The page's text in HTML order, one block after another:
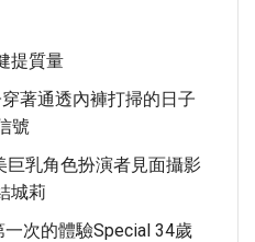
提質量
著通透內褲打掃的日子
號
巨乳角色扮演者見面攝影
城莉
次的體驗Special 34歲